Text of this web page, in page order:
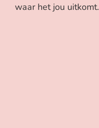
waar het jou uitkomt.